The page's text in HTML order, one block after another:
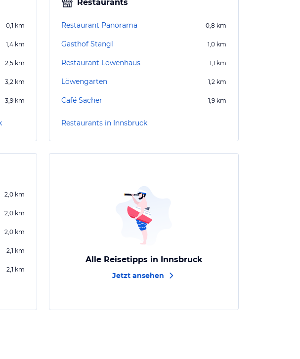
0,1 km
1,4 km
2,5 km
3,2 km
3,9 km
Restaurants
Restaurant Panorama 0,8 km
Gasthof Stangl 1,0 km
Restaurant Löwenhaus 1,1 km
Löwengarten 1,2 km
Café Sacher 1,9 km
Restaurants in Innsbruck
2,0 km
2,0 km
2,0 km
2,1 km
2,1 km
Alle Reisetipps in Innsbruck
Jetzt ansehen